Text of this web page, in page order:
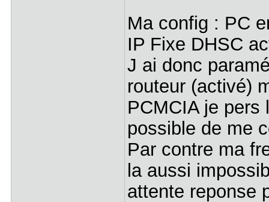
Ma config : PC
IP Fixe DHSC
J ai donc
routeur (activé)
PCMCIA je pers
possible de me
Par contre ma
la aussi
attente reponse